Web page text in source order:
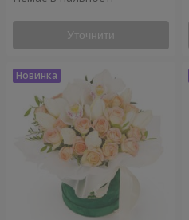
Уточнити